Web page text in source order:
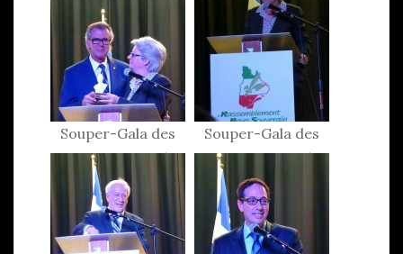
Souper-Gala des
Patriotes 2015
Souper-Gala des
Patriotes 2015